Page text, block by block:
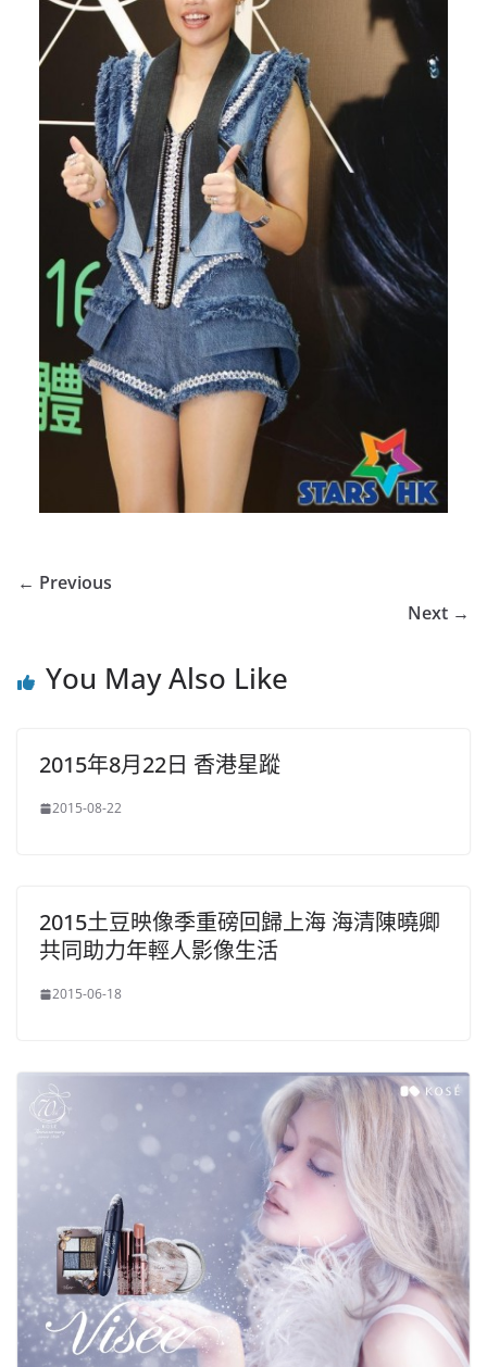
← Previous
Next →
You May Also Like
2015年8月22日 香港星蹤
2015-08-22
2015土豆映像季重磅回歸上海 海清陳曉卿
共同助力年輕人影像生活
2015-06-18